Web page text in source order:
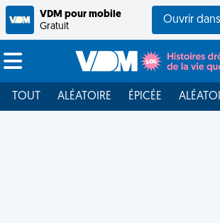
VDM pour mobile
Gratuit
Ouvrir
TOUT ALÉATOIRE ÉPICÉE